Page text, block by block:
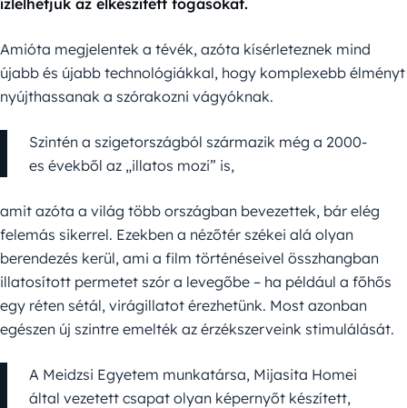
Amióta megjelentek a tévék, azóta kísérleteznek mind
újabb és újabb technológiákkal, hogy komplexebb élményt
nyújthassanak a szórakozni vágyóknak.
Szintén a szigetországból származik még a 2000-
es évekből az „illatos mozi” is,
amit azóta a világ több országban bevezettek, bár elég
felemás sikerrel. Ezekben a nézőtér székei alá olyan
berendezés kerül, ami a film történéseivel összhangban
illatosított permetet szór a levegőbe – ha például a főhős
egy réten sétál, virágillatot érezhetünk. Most azonban
egészen új szintre emelték az érzékszerveink stimulálását.
A Meidzsi Egyetem munkatársa, Mijasita Homei
által vezetett csapat olyan képernyőt készített,